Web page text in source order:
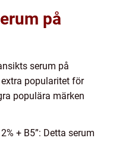
på
serum på
popularitet för
populära märken
+ B5”: Detta serum